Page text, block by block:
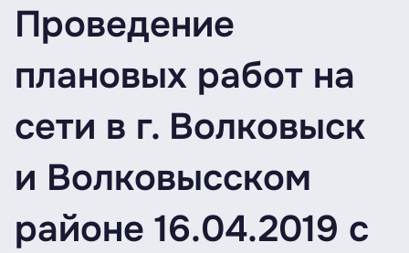
Проведение
плановых работ на
сети в г. Волковыск
и Волковысском
районе 16.04.2019 с